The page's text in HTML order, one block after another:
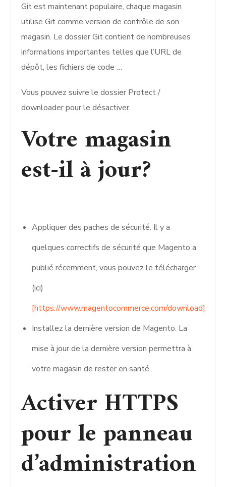
Git est maintenant populaire, chaque magasin
utilise Git comme version de contrôle de son
magasin. Le dossier Git contient de nombreuses
informations importantes telles que l’URL de
dépôt, les fichiers de code …
Vous pouvez suivre le dossier Protect /
downloader pour le désactiver.
Votre magasin
est-il à jour?
Appliquer des paches de sécurité. Il y a
quelques correctifs de sécurité que Magento a
publié récemment, vous pouvez le télécharger
(ici)
[https://www.magentocommerce.com/download]
Installez la dernière version de Magento. La
mise à jour de la dernière version permettra à
votre magasin de rester en santé.
Activer HTTPS
pour le panneau
d’administration